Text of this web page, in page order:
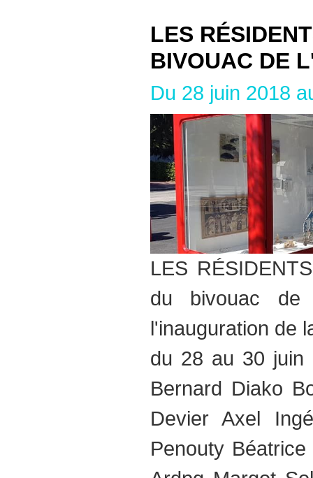
LES
BIVOUAC DE
Du 28 juin 2018
LES
du bivouac
l'inauguration de
du 28 au 30 juin
Bernard Diako
Devier Axel
Penouty